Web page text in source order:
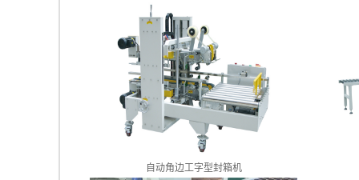
自动角边工字型封箱机